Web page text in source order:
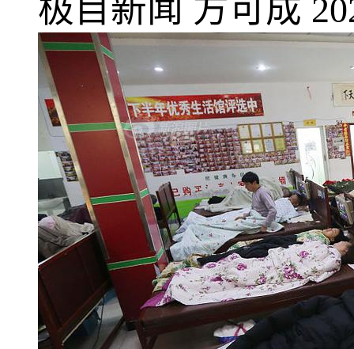
极目新闻 方可成